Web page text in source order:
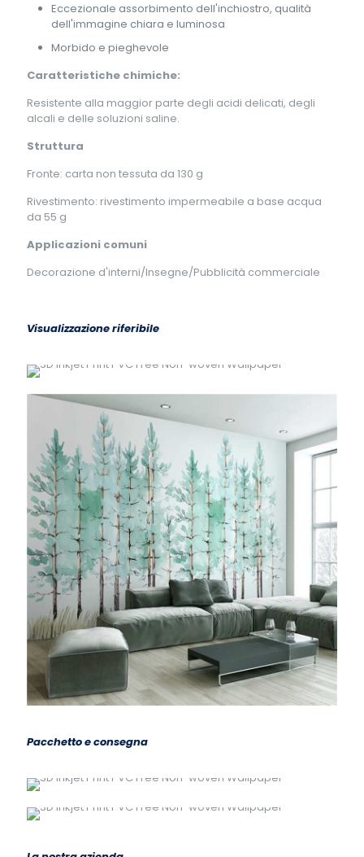
Eccezionale assorbimento dell'inchiostro, qualità
dell'immagine chiara e luminosa
Morbido e pieghevole
Caratteristiche chimiche:
Resistente alla maggior parte degli acidi delicati, degli
alcali e delle soluzioni saline.
Struttura
Fronte: carta non tessuta da 130 g
Rivestimento: rivestimento impermeabile a base acqua
da 55 g
Applicazioni comuni
Decorazione d'interni/Insegne/Pubblicità commerciale
Visualizzazione riferibile
Pacchetto e consegna